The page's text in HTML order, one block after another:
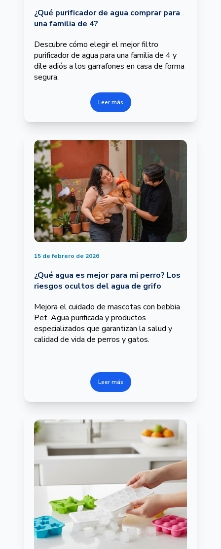
¿Qué purificador de agua comprar para
una familia de 4?
Descubre cómo elegir el mejor filtro
purificador de agua para una familia de 4 y
dile adiós a los garrafones en casa de forma
segura.
Leer más
15 de febrero de 2026
¿Qué agua es mejor para mi perro? Los
riesgos ocultos del agua de grifo
Mejora el cuidado de mascotas con bebbia
Pet. Agua purificada y productos
especializados que garantizan la salud y
calidad de vida de perros y gatos.
Leer más